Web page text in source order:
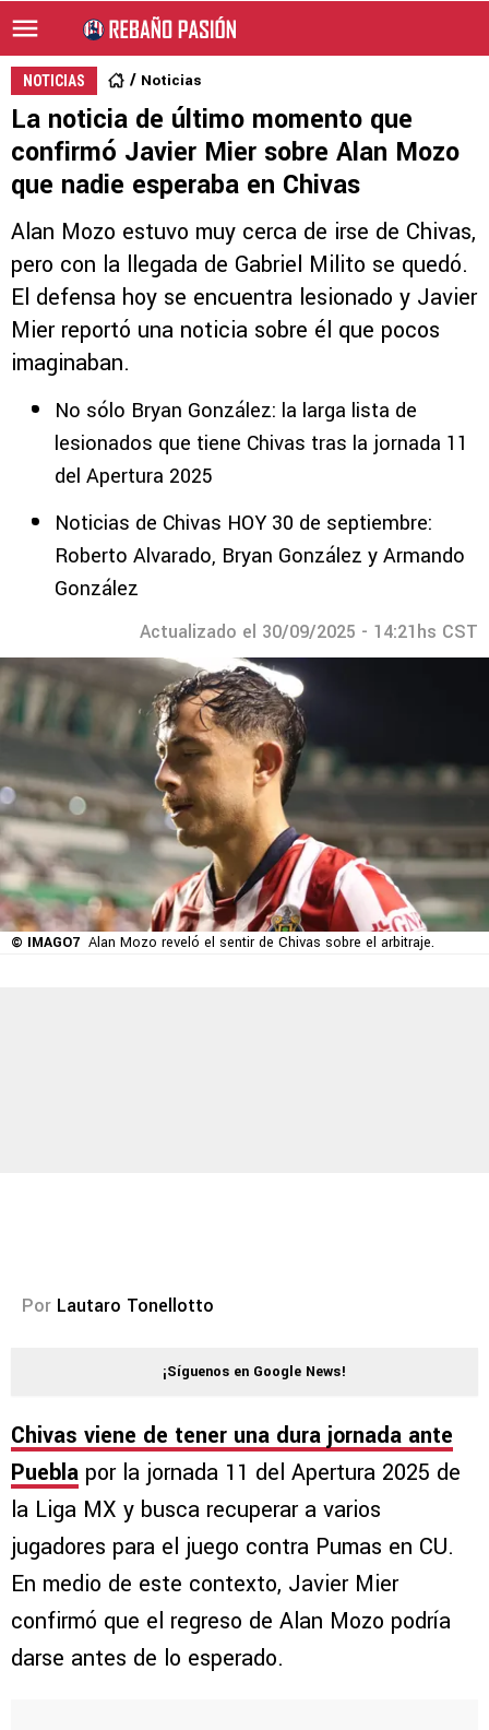
NOTICIAS Noticias
La noticia de último momento que
confirmó Javier Mier sobre Alan Mozo
que nadie esperaba en Chivas
Alan Mozo estuvo muy cerca de irse de Chivas,
pero con la llegada de Gabriel Milito se quedó.
El defensa hoy se encuentra lesionado y Javier
Mier reportó una noticia sobre él que pocos
imaginaban.
No sólo Bryan González: la larga lista de
lesionados que tiene Chivas tras la jornada 11
del Apertura 2025
Noticias de Chivas HOY 30 de septiembre:
Roberto Alvarado, Bryan González y Armando
González
Actualizado el 30/09/2025 - 14:21hs CST
© IMAGO7 Alan Mozo reveló el sentir de Chivas sobre el arbitraje.
Por Lautaro Tonellotto
¡Síguenos en Google News!
Chivas viene de tener una dura jornada ante
Puebla por la jornada 11 del Apertura 2025 de
la Liga MX y busca recuperar a varios
jugadores para el juego contra Pumas en CU.
En medio de este contexto, Javier Mier
confirmó que el regreso de Alan Mozo podría
darse antes de lo esperado.